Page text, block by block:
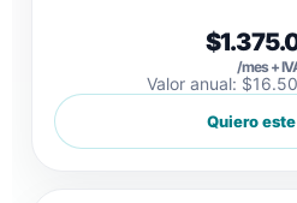
/mes +
Valor anual:
Quiero